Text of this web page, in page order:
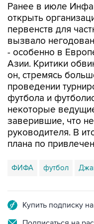
Ранее в июле
открыть
первенств для
вызвало
- особенно в
Азии. Критики
он, стремясь
проведении
футбола и
некоторые
заверившие, что
руководителя. В
плана по
ФИФА футбол
Купить подписку